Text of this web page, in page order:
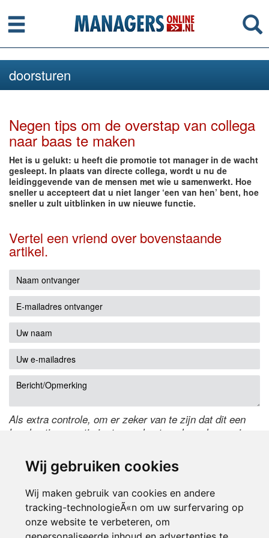
Wij gebruiken cookies
Wij maken gebruik van cookies en andere
tracking-technologieÃ«n om uw surfervaring op
onze website te verbeteren, om
Menu
doorsturen
Negen tips om de overstap van collega
naar baas te maken
Het is u gelukt: u heeft die promotie tot manager in de wacht
gesleept. In plaats van directe collega, wordt u nu de
leidinggevende van de mensen met wie u samenwerkt. Hoe
sneller u accepteert dat u niet langer ‘een van hen’ bent, hoe
sneller u zult uitblinken in uw nieuwe functie.
Vertel een vriend over bovenstaande
artikel.
Als extra controle, om er zeker van te zijn dat dit een
handmatige reactie is, typ onderstaande code over in
de code te wijzigen.